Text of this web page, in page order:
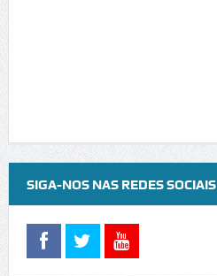
SIGA-NOS NAS REDES SOCIAIS